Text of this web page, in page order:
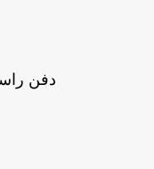
دفن